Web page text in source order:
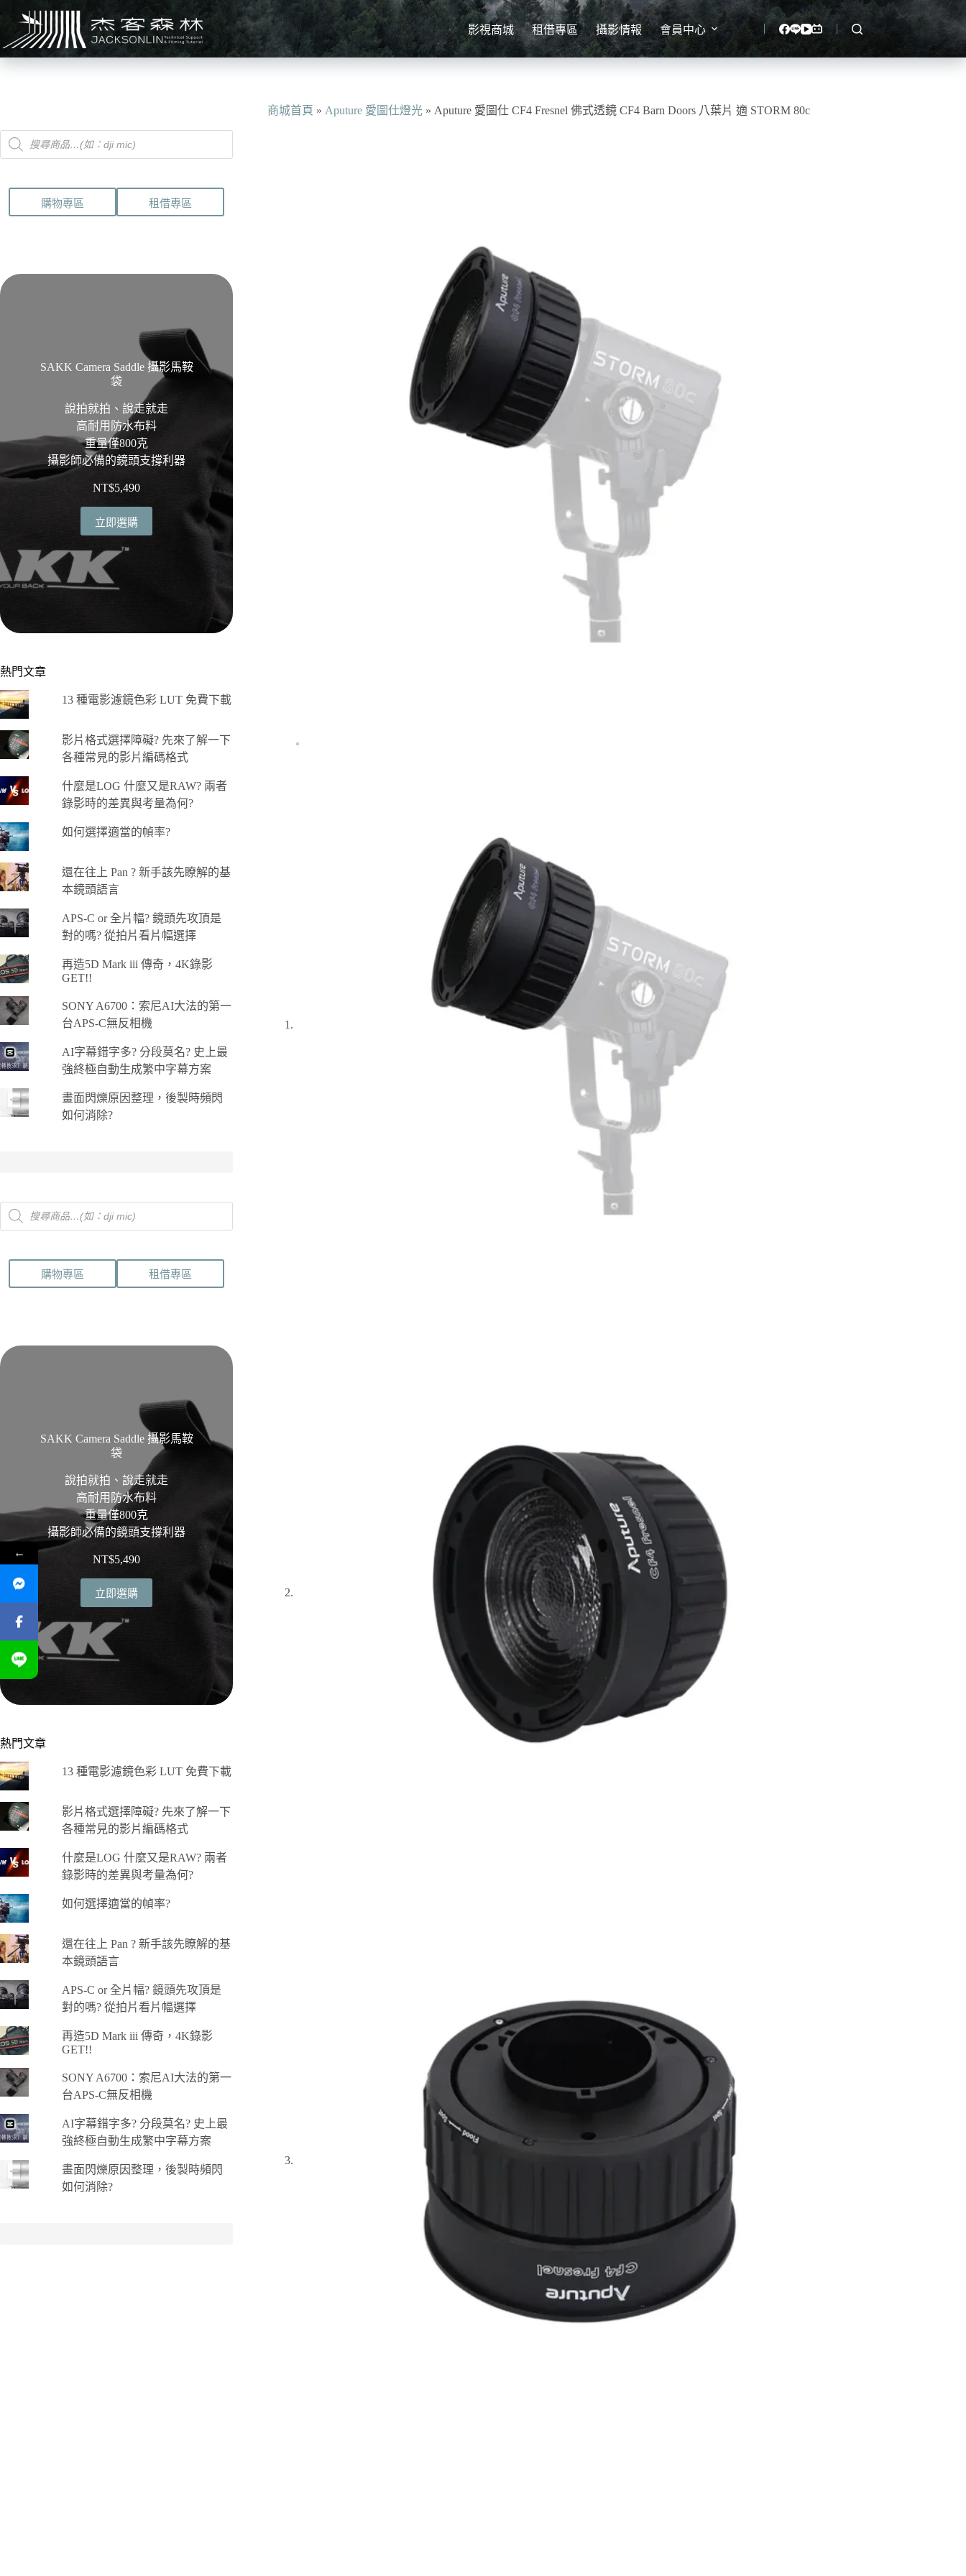
主
要
影視商城 租借專區 攝影情報 會員中心
商城首頁 » Aputure 愛圖仕燈光 » Aputure 愛圖仕 CF4 Fresnel 佛式透鏡 CF4 Barn Doors 八葉片 適 STORM 80c
Products
search
購物專區 租借專區
SAKK Camera Saddle 攝影馬鞍
袋
說拍就拍、說走就走
高耐用防水布料
重量僅800克
攝影師必備的鏡頭支撐利器
NT$5,490
立即選購
熱門文章
13 種電影濾鏡色彩 LUT 免費下載
影片格式選擇障礙? 先來了解一下
各種常見的影片編碼格式
什麼是LOG 什麼又是RAW? 兩者
錄影時的差異與考量為何?
如何選擇適當的幀率?
還在往上 Pan ? 新手該先瞭解的基
本鏡頭語言
APS-C or 全片幅? 鏡頭先攻頂是
對的嗎? 從拍片看片幅選擇
再造5D Mark iii 傳奇，4K錄影
GET!!
SONY A6700：索尼AI大法的第一
台APS-C無反相機
AI字幕錯字多? 分段莫名? 史上最
強終極自動生成繁中字幕方案
畫面閃爍原因整理，後製時頻閃
如何消除?
Products
search
購物專區 租借專區
SAKK Camera Saddle 攝影馬鞍
袋
說拍就拍、說走就走
高耐用防水布料
重量僅800克
攝影師必備的鏡頭支撐利器
NT$5,490
立即選購
熱門文章
13 種電影濾鏡色彩 LUT 免費下載
影片格式選擇障礙? 先來了解一下
各種常見的影片編碼格式
什麼是LOG 什麼又是RAW? 兩者
錄影時的差異與考量為何?
如何選擇適當的幀率?
還在往上 Pan ? 新手該先瞭解的基
本鏡頭語言
APS-C or 全片幅? 鏡頭先攻頂是
對的嗎? 從拍片看片幅選擇
再造5D Mark iii 傳奇，4K錄影
GET!!
SONY A6700：索尼AI大法的第一
台APS-C無反相機
AI字幕錯字多? 分段莫名? 史上最
強終極自動生成繁中字幕方案
畫面閃爍原因整理，後製時頻閃
如何消除?
←